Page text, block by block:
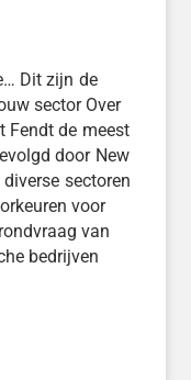
Dit zijn de
sector Over
Fendt de meest
door New
sectoren
voor
van
bedrijven